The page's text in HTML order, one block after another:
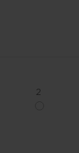
2